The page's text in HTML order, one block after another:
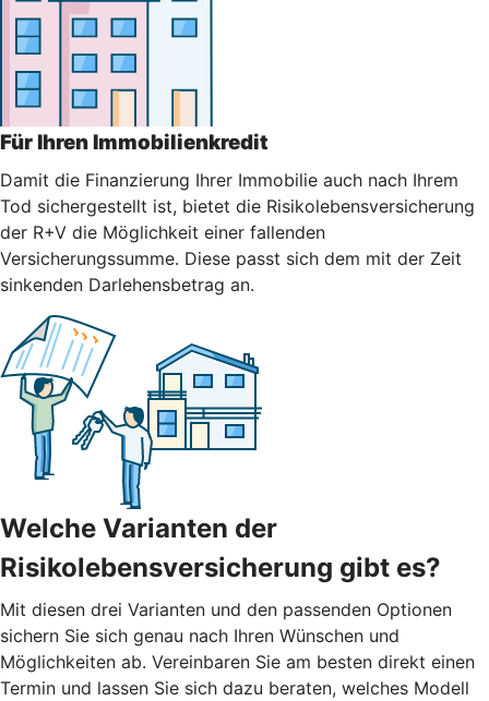
Für Ihren Immobilienkredit
Damit die Finanzierung Ihrer Immobilie auch nach Ihrem
Tod sichergestellt ist, bietet die Risikolebensversicherung
der R+V die Möglichkeit einer fallenden
Versicherungssumme. Diese passt sich dem mit der Zeit
sinkenden Darlehensbetrag an.
Welche Varianten der
Risikolebensversicherung gibt es?
Mit diesen drei Varianten und den passenden Optionen
sichern Sie sich genau nach Ihren Wünschen und
Möglichkeiten ab. Vereinbaren Sie am besten direkt einen
Termin und lassen Sie sich dazu beraten, welches Modell